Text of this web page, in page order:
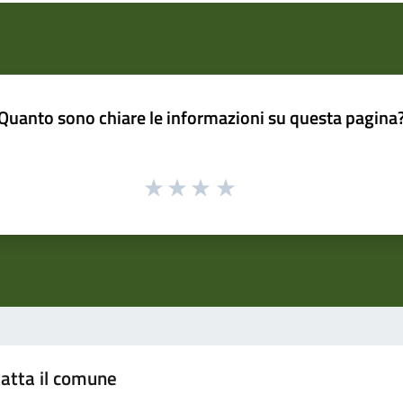
sono chiare le informazioni su questa
il comune